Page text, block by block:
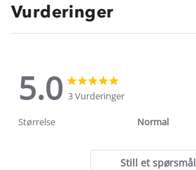
Vurderinger
5.0
5.0
star
rating
star
3 Vurderinger
Størrelse Normal
Still et spørsmål